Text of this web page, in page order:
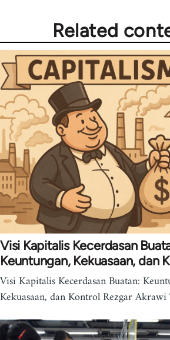
Related
Visi Kapitalis Kecerdasan
Keuntungan, Kekuasaan, dan
Visi Kapitalis Kecerdasan Buatan:
Kekuasaan, dan Kontrol Rezgar